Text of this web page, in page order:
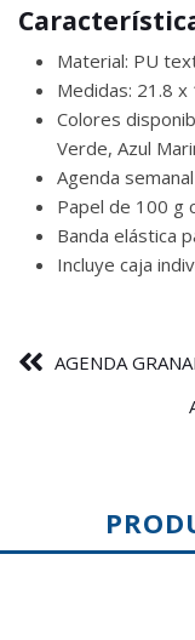
Material: PU
Medidas: 21.8 x
Colores
Verde, Azul
Agenda
Papel de 100 g
Banda elástica
Incluye caja
AGENDA